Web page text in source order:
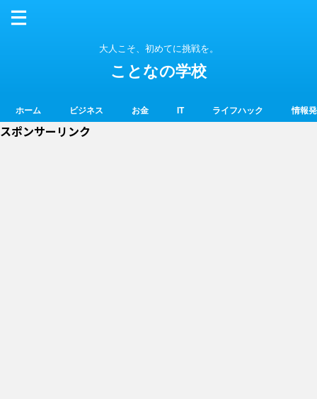
大人こそ、初めてに挑戦を。
ことなの学校
ホーム ビジネス お金 IT ライフハック 情報
スポンサーリンク